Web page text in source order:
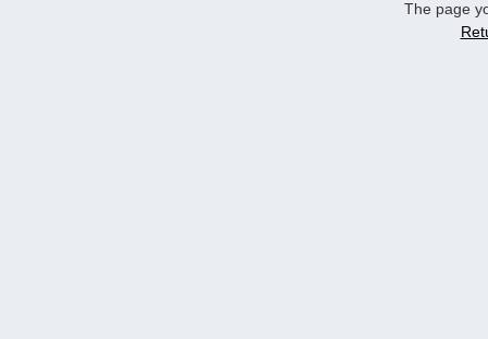
The page